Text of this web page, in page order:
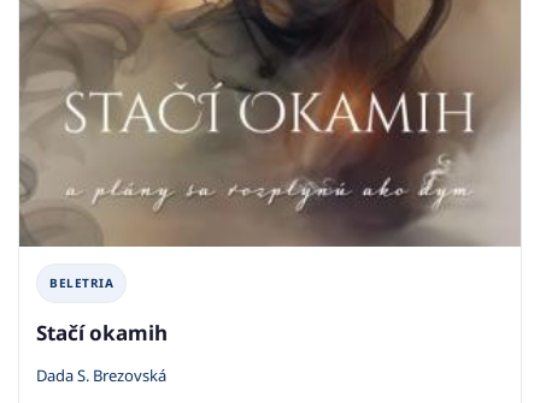
BELETRIA
Stačí okamih
Dada S. Brezovská